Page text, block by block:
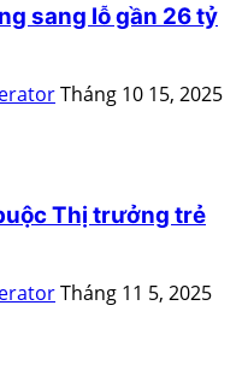
sang lỗ gần 26 tỷ
Tháng 10 15, 2025
Thị trưởng trẻ
Tháng 11 5, 2025